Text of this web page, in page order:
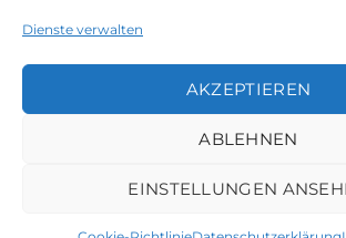
Dienste verwalten
AKZEPTIEREN
ABLEHNEN
EINSTELLUNGEN
LEGAL